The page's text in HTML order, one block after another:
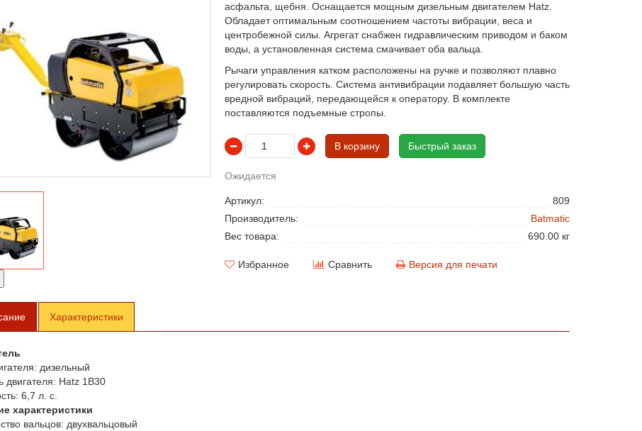
асфальта, щебня. Оснащается мощным дизельным двигателем Hatz.
Обладает оптимальным соотношением частоты вибрации, веса и
центробежной силы. Агрегат снабжен гидравлическим приводом и баком
воды, а установленная система смачивает оба вальца.
Рычаги управления катком расположены на ручке и позволяют плавно
регулировать скорость. Система антивибрации подавляет большую часть
вредной вибраций, передающейся к оператору. В комплекте
поставляются подъемные стропы.
В корзину Быстрый заказ
Ожидается
Артикул:
809
Производитель:
Batmatic
Вес товара:
690.00 кг
Избранное Сравнить Версия для печати
Характеристики
дизельный
двигателя: Hatz 1B30
6,7 л. с.
характеристики
вальцов: двухвальцовый